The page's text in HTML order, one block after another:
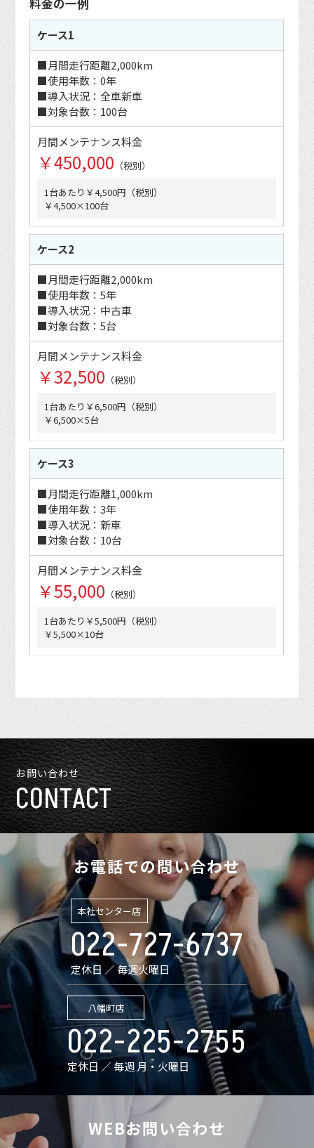
料金の一例
ケース1
■月間走行距離2,000km
■使用年数：0年
■導入状況：全車新車
■対象台数：100台
月間メンテナンス料金
￥450,000 （税別）
1台あたり￥4,500円（税別）
￥4,500×100台
ケース2
■月間走行距離2,000km
■使用年数：5年
■導入状況：中古車
■対象台数：5台
月間メンテナンス料金
￥32,500 （税別）
1台あたり￥6,500円（税別）
￥6,500×5台
ケース3
■月間走行距離1,000km
■使用年数：3年
■導入状況：新車
■対象台数：10台
月間メンテナンス料金
￥55,000 （税別）
1台あたり￥5,500円（税別）
￥5,500×10台
お問い合わせ
CONTACT
お電話での問い合わせ
本社センター店
022-727-6737
定休日 ／ 毎週火曜日
八幡町店
022-225-2755
定休日 ／ 毎週 月・火曜日
WEBお問い合わせ